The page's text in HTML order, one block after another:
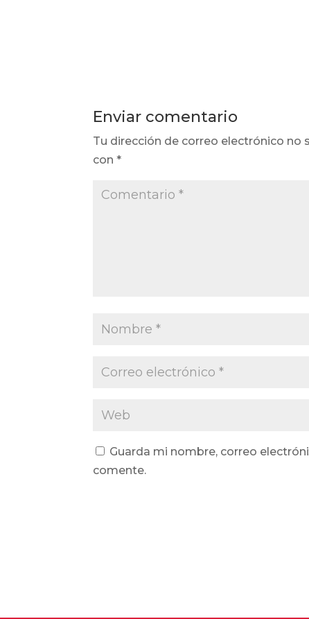
Enviar comentario
Tu dirección de correo electrónico no
con*
Guarda mi nombre, correo
comente.